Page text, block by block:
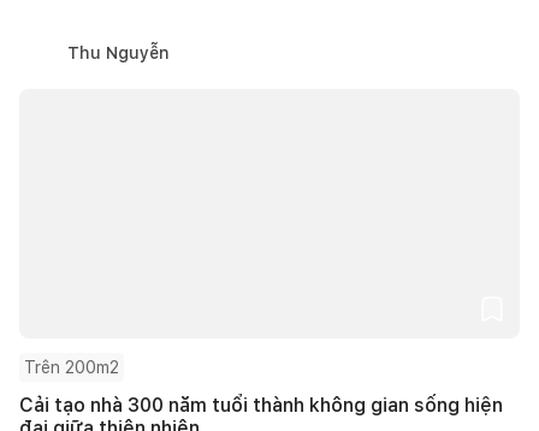
Thu Nguyễn
Trên 200m2
Cải tạo nhà 300 năm tuổi thành không gian sống hiện